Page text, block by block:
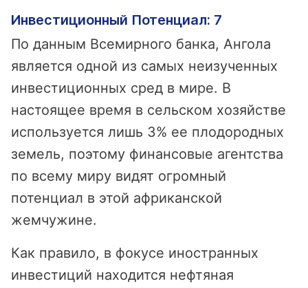
Инвестиционный Потенциал: 7
По данным Всемирного банка, Ангола
является одной из самых неизученных
инвестиционных сред в мире. В
настоящее время в сельском хозяйстве
используется лишь 3% ее плодородных
земель, поэтому финансовые агентства
по всему миру видят огромный
потенциал в этой африканской
жемчужине.
Как правило, в фокусе иностранных
инвестиций находится нефтяная